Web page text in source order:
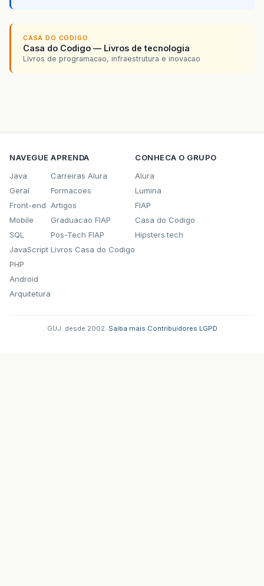
CASA DO CODIGO
Casa do Codigo — Livros de tecnologia
Livros de programacao, infraestrutura e inovacao
NAVEGUE
Java
Geral
Front-end
Mobile
SQL
JavaScript
PHP
Android
Arquitetura
APRENDA
Carreiras Alura
Formacoes
Artigos
Graduacao FIAP
Pos-Tech FIAP
Livros Casa do Codigo
CONHECA O GRUPO
Alura
Lumina
FIAP
Casa do Codigo
Hipsters.tech
GUJ: desde 2002. Saiba mais Contribuidores LGPD